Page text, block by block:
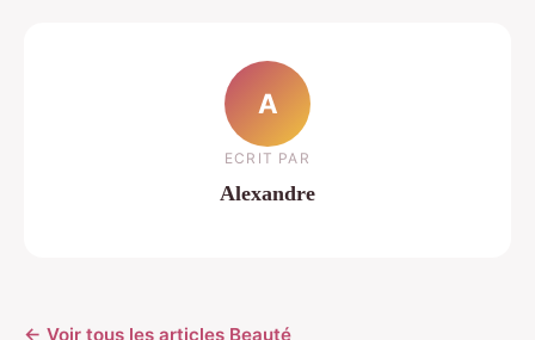
A
ECRIT PAR
Alexandre
← Voir tous les articles Beauté